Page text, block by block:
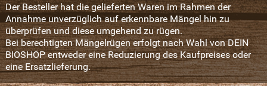
Der Besteller hat die gelieferten Waren im Rahmen der
Annahme unverzüglich auf erkennbare Mängel hin zu
überprüfen und diese umgehend zu rügen.
Bei berechtigten Mängelrügen erfolgt nach Wahl von DEIN
BIOSHOP entweder eine Reduzierung des Kaufpreises oder
eine Ersatzlieferung.